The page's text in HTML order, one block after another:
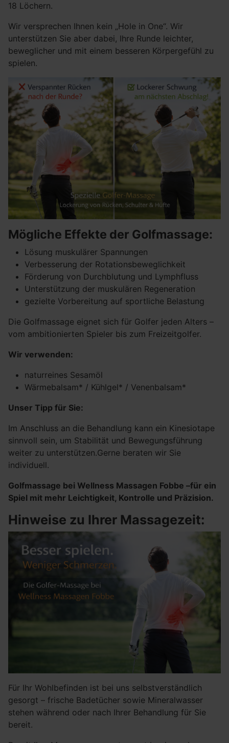
18 Löchern.
Wir versprechen Ihnen kein „Hole in One“. Wir
unterstützen Sie aber dabei, Ihre Runde leichter,
beweglicher und mit einem besseren Körpergefühl zu
spielen.
Mögliche Effekte der Golfmassage:
Lösung muskulärer Spannungen
Verbesserung der Rotationsbeweglichkeit
Förderung von Durchblutung und Lymphfluss
Unterstützung der muskulären Regeneration
gezielte Vorbereitung auf sportliche Belastung
Die Golfmassage eignet sich für Golfer jeden Alters –
vom ambitionierten Spieler bis zum Freizeitgolfer.
Wir verwenden:
naturreines Sesamöl
Wärmebalsam* / Kühlgel* / Venenbalsam*
Unser Tipp für Sie:
Im Anschluss an die Behandlung kann ein Kinesiotape
sinnvoll sein, um Stabilität und Bewegungsführung
weiter zu unterstützen.Gerne beraten wir Sie
individuell.
Golfmassage bei Wellness Massagen Fobbe –für ein
Spiel mit mehr Leichtigkeit, Kontrolle und Präzision.
Hinweise zu Ihrer Massagezeit:
Für Ihr Wohlbefinden ist bei uns selbstverständlich
gesorgt – frische Badetücher sowie Mineralwasser
stehen während oder nach Ihrer Behandlung für Sie
bereit.